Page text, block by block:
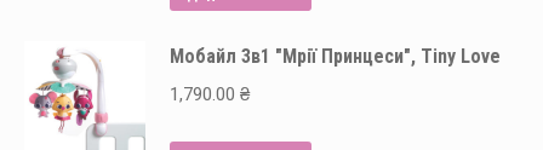
на
Мобайл 3в1 "Мрії Принцеси", Tiny Love
1,790.00 ₴